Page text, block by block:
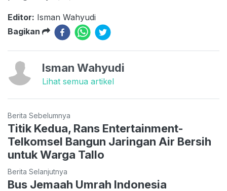
Editor: Isman Wahyudi
Bagikan
Isman Wahyudi
Lihat semua artikel
Berita Sebelumnya
Titik Kedua, Rans Entertainment-
Telkomsel Bangun Jaringan Air Bersih
untuk Warga Tallo
Berita Selanjutnya
Bus Jemaah Umrah Indonesia